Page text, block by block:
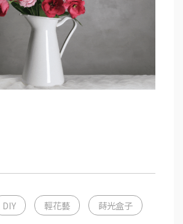
DIY 輕花藝 蒔光盒子